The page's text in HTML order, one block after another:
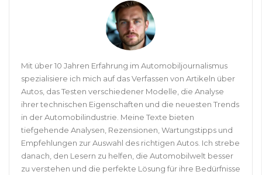
Mit über 10 Jahren Erfahrung im Automobiljournalismus
spezialisiere ich mich auf das Verfassen von Artikeln über
Autos, das Testen verschiedener Modelle, die Analyse
ihrer technischen Eigenschaften und die neuesten Trends
in der Automobilindustrie. Meine Texte bieten
tiefgehende Analysen, Rezensionen, Wartungstipps und
Empfehlungen zur Auswahl des richtigen Autos. Ich strebe
danach, den Lesern zu helfen, die Automobilwelt besser
zu verstehen und die perfekte Lösung für ihre Bedürfnisse